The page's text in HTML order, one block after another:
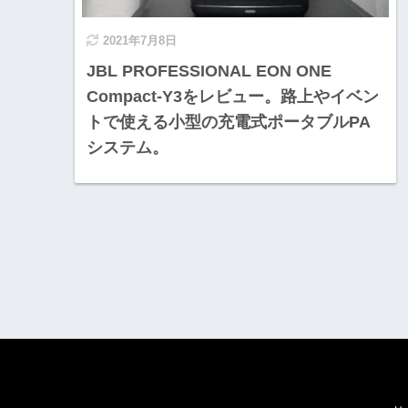
2021年7月8日
JBL PROFESSIONAL EON ONE
Compact-Y3をレビュー。路上やイベン
トで使える小型の充電式ポータブルPA
システム。